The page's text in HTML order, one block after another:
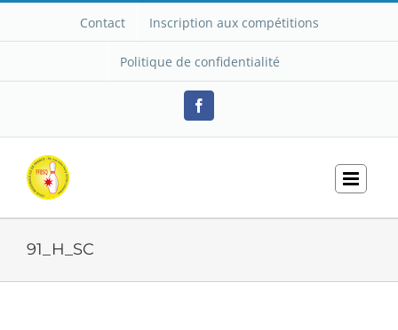
Contact Inscription aux compétitions
Politique de confidentialité
Facebook
91_H_SC